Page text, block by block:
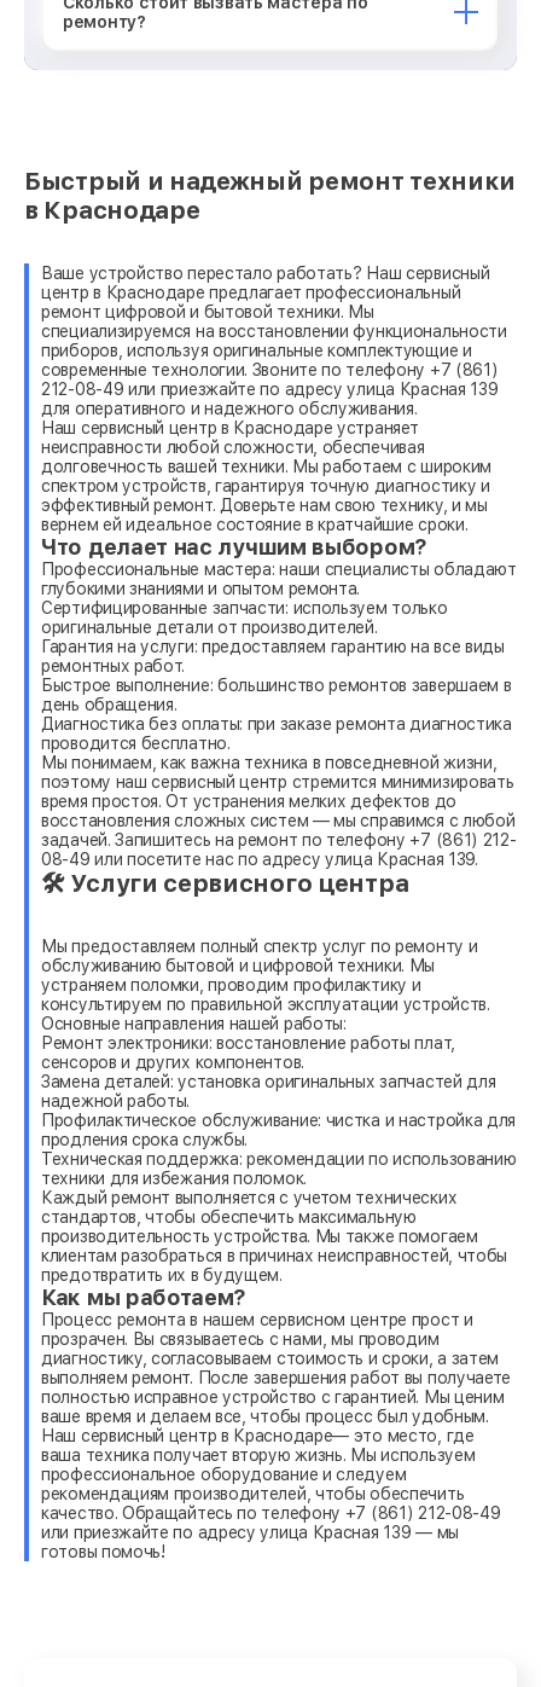
ремонту?
Быстрый и надежный ремонт техники
в Краснодаре
Ваше устройство перестало работать? Наш сервисный
центр в Краснодаре предлагает профессиональный
ремонт цифровой и бытовой техники. Мы
специализируемся на восстановлении функциональности
приборов, используя оригинальные комплектующие и
современные технологии. Звоните по телефону +7 (861)
212-08-49 или приезжайте по адресу улица Красная 139
для оперативного и надежного обслуживания.
Наш сервисный центр в Краснодаре устраняет
неисправности любой сложности, обеспечивая
долговечность вашей техники. Мы работаем с широким
спектром устройств, гарантируя точную диагностику и
эффективный ремонт. Доверьте нам свою технику, и мы
вернем ей идеальное состояние в кратчайшие сроки.
Что делает нас лучшим выбором?
Профессиональные мастера: наши специалисты обладают
глубокими знаниями и опытом ремонта.
Сертифицированные запчасти: используем только
оригинальные детали от производителей.
Гарантия на услуги: предоставляем гарантию на все виды
ремонтных работ.
Быстрое выполнение: большинство ремонтов завершаем в
день обращения.
Диагностика без оплаты: при заказе ремонта диагностика
проводится бесплатно.
Мы понимаем, как важна техника в повседневной жизни,
поэтому наш сервисный центр стремится минимизировать
время простоя. От устранения мелких дефектов до
восстановления сложных систем — мы справимся с любой
задачей. Запишитесь на ремонт по телефону +7 (861) 212-
08-49 или посетите нас по адресу улица Красная 139.
🛠 Услуги сервисного центра
Мы предоставляем полный спектр услуг по ремонту и
обслуживанию бытовой и цифровой техники. Мы
устраняем поломки, проводим профилактику и
консультируем по правильной эксплуатации устройств.
Основные направления нашей работы:
Ремонт электроники: восстановление работы плат,
сенсоров и других компонентов.
Замена деталей: установка оригинальных запчастей для
надежной работы.
Профилактическое обслуживание: чистка и настройка для
продления срока службы.
Техническая поддержка: рекомендации по использованию
техники для избежания поломок.
Каждый ремонт выполняется с учетом технических
стандартов, чтобы обеспечить максимальную
производительность устройства. Мы также помогаем
клиентам разобраться в причинах неисправностей, чтобы
предотвратить их в будущем.
Как мы работаем?
Процесс ремонта в нашем сервисном центре прост и
прозрачен. Вы связываетесь с нами, мы проводим
диагностику, согласовываем стоимость и сроки, а затем
выполняем ремонт. После завершения работ вы получаете
полностью исправное устройство с гарантией. Мы ценим
ваше время и делаем все, чтобы процесс был удобным.
Наш сервисный центр в Краснодаре— это место, где
ваша техника получает вторую жизнь. Мы используем
профессиональное оборудование и следуем
рекомендациям производителей, чтобы обеспечить
качество. Обращайтесь по телефону +7 (861) 212-08-49
или приезжайте по адресу улица Красная 139 — мы
готовы помочь!